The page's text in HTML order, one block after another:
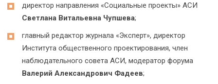
директор направления «Социальные проекты» АСИ
Светлана Витальевна Чупшева;
главный редактор журнала «Эксперт», директор
Института общественного проектирования, член
наблюдательного совета АСИ, модератор форума
Валерий Александрович Фадеев;